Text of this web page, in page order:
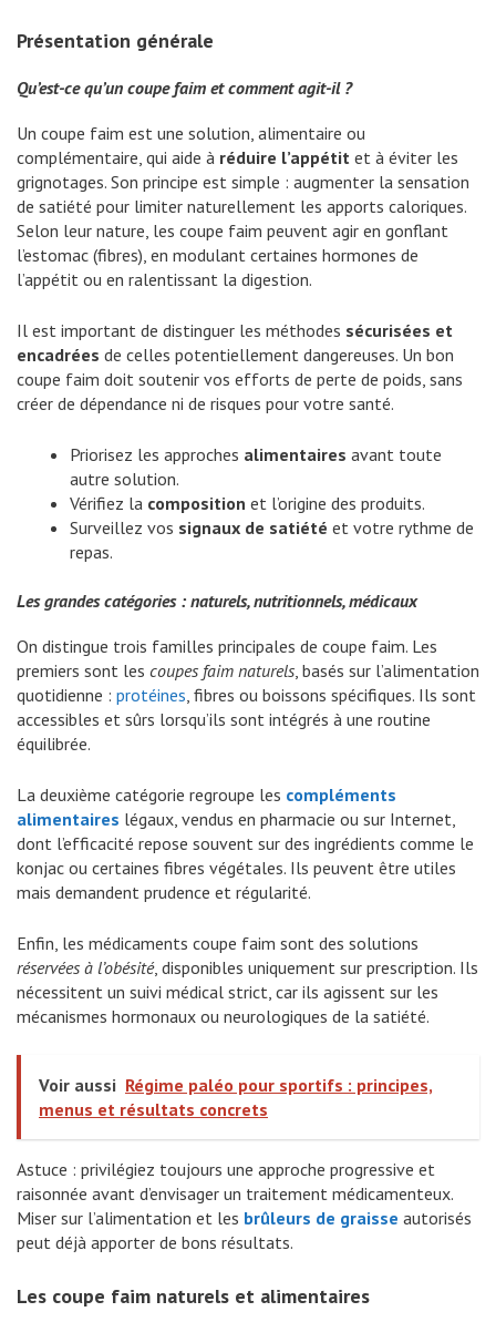
Présentation générale
Qu’est-ce qu’un coupe faim et comment agit-il ?
Un coupe faim est une solution, alimentaire ou
complémentaire, qui aide à réduire l’appétit et à éviter les
grignotages. Son principe est simple : augmenter la sensation
de satiété pour limiter naturellement les apports caloriques.
Selon leur nature, les coupe faim peuvent agir en gonflant
l’estomac (fibres), en modulant certaines hormones de
l’appétit ou en ralentissant la digestion.
Il est important de distinguer les méthodes sécurisées et
encadrées de celles potentiellement dangereuses. Un bon
coupe faim doit soutenir vos efforts de perte de poids, sans
créer de dépendance ni de risques pour votre santé.
Priorisez les approches alimentaires avant toute
autre solution.
Vérifiez la composition et l’origine des produits.
Surveillez vos signaux de satiété et votre rythme de
repas.
Les grandes catégories : naturels, nutritionnels, médicaux
On distingue trois familles principales de coupe faim. Les
premiers sont les coupes faim naturels, basés sur l’alimentation
quotidienne : protéines, fibres ou boissons spécifiques. Ils sont
accessibles et sûrs lorsqu’ils sont intégrés à une routine
équilibrée.
La deuxième catégorie regroupe les compléments
alimentaires légaux, vendus en pharmacie ou sur Internet,
dont l’efficacité repose souvent sur des ingrédients comme le
konjac ou certaines fibres végétales. Ils peuvent être utiles
mais demandent prudence et régularité.
Enfin, les médicaments coupe faim sont des solutions
réservées à l’obésité, disponibles uniquement sur prescription. Ils
nécessitent un suivi médical strict, car ils agissent sur les
mécanismes hormonaux ou neurologiques de la satiété.
Voir aussi Régime paléo pour sportifs : principes,
menus et résultats concrets
Astuce : privilégiez toujours une approche progressive et
raisonnée avant d’envisager un traitement médicamenteux.
Miser sur l’alimentation et les brûleurs de graisse autorisés
peut déjà apporter de bons résultats.
Les coupe faim naturels et alimentaires